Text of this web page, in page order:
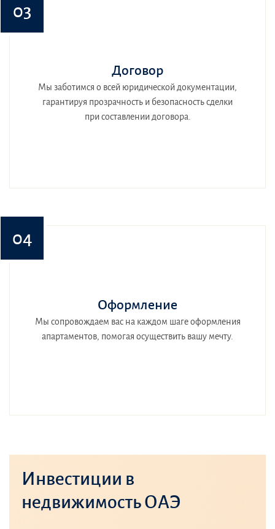
03
Договор
Мы заботимся о всей юридической документации,
гарантируя прозрачность и безопасность сделки
при составлении договора.
04
Оформление
Мы сопровождаем вас на каждом шаге оформления
апартаментов, помогая осуществить вашу мечту.
Инвестиции в
недвижимость ОАЭ